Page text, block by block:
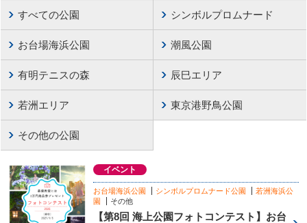
すべての公園 シンボルプロムナード
お台場海浜公園 潮風公園
有明テニスの森 辰巳エリア
若洲エリア 東京港野鳥公園
その他の公園
イベント
お台場海浜公園 シンボルプロムナード公園
若洲海浜公
園
その他
【第8回 海上公園フォトコンテスト】お台